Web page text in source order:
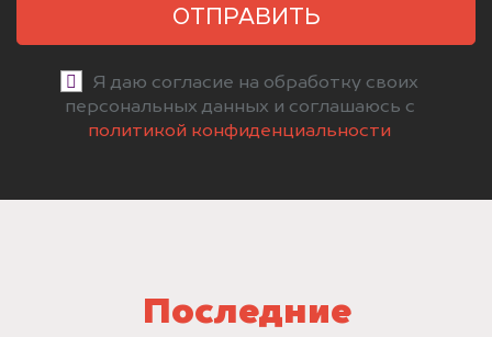
ОТПРАВИТЬ
Я даю согласие на обработку своих
персональных данных и соглашаюсь с
политикой конфиденциальности
Последние